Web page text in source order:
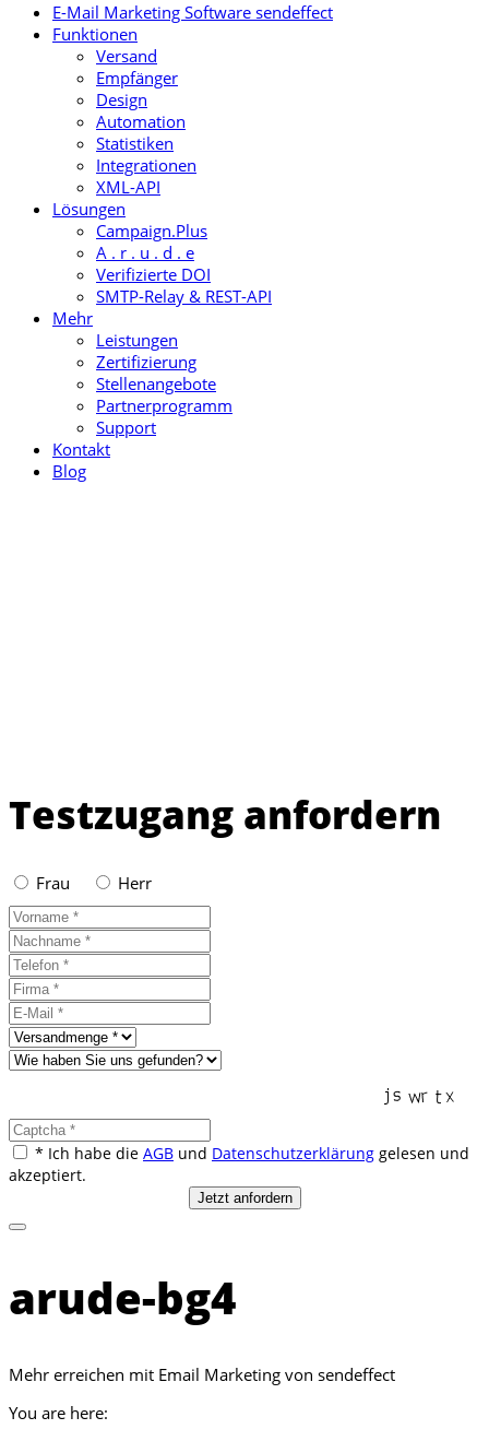
E-Mail Marketing Software sendeffect
Funktionen
Versand
Empfänger
Design
Automation
Statistiken
Integrationen
XML-API
Lösungen
Campaign.Plus
A . r . u . d . e
Verifizierte DOI
SMTP-Relay & REST-API
Mehr
Leistungen
Zertifizierung
Stellenangebote
Partnerprogramm
Support
Kontakt
Blog
Testzugang anfordern
Frau Herr
* Ich habe die AGB und Datenschutzerklärung gelesen und
akzeptiert.
arude-bg4
Mehr erreichen mit Email Marketing von sendeffect
You are here: